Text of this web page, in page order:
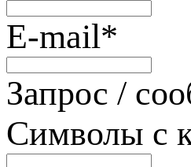
E-mail*
Запрос /
Символы с